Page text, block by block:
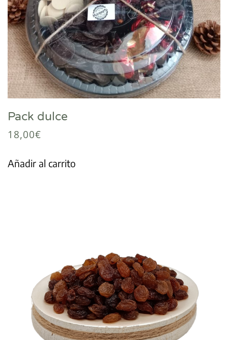
Pack dulce
18,00€
Añadir al carrito